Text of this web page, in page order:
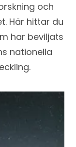
och
Här hittar du
har beviljats
nationella